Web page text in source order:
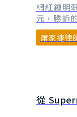
網紅鍾明
元，勝訴
500萬元嗎
蕭家捷律
從